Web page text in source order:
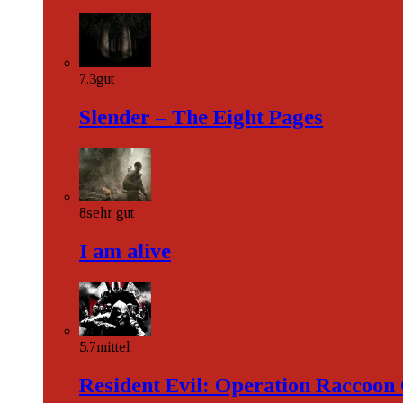
7.3gut
Slender – The Eight Pages
8sehr gut
I am alive
5.7mittel
Resident Evil: Operation Raccoon